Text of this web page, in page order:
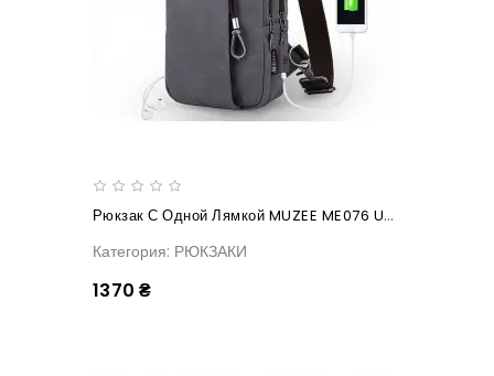
Рюкзак С Одной Лямкой MUZEE ME076 USB Gray
Категория: РЮКЗАКИ
1370 ₴